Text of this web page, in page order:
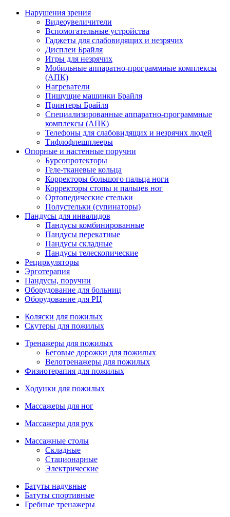
Нарушения зрения
Видеоувеличители
Вспомогательные устройства
Гаджеты для слабовидящих и незрячих
Дисплеи Брайля
Игры для незрячих
Мобильные аппаратно-программные комплексы
(АПК)
Нагреватели
Пишущие машинки Брайля
Принтеры Брайля
Специализированные аппаратно-программные
комплексы (АПК)
Телефоны для слабовидящих и незрячих людей
Тифлофлешплееры
Опорные и настенные поручни
Бурсопротекторы
Геле-тканевые кольца
Корректоры большого пальца ноги
Корректоры стопы и пальцев ног
Ортопедические стельки
Полустельки (супинаторы)
Пандусы для инвалидов
Пандусы комбинированные
Пандусы перекатные
Пандусы складные
Пандусы телескопические
Рециркуляторы
Эрготерапия
Пандусы, поручни
Оборудование для больниц
Оборудование для РЦ
Коляски для пожилых
Скутеры для пожилых
Тренажеры для пожилых
Беговые дорожки для пожилых
Велотренажеры для пожилых
Физиотерапия для пожилых
Ходунки для пожилых
Массажеры для ног
Массажеры для рук
Массажные столы
Складные
Стационарные
Электрические
Батуты надувные
Батуты спортивные
Гребные тренажеры